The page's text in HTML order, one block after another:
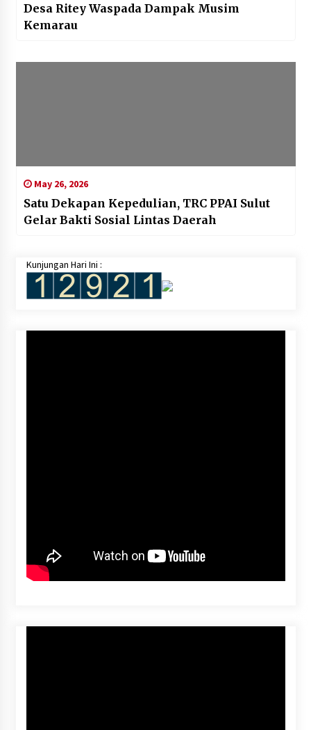
Desa Ritey Waspada Dampak Musim
Kemarau
May 26, 2026
Satu Dekapan Kepedulian, TRC PPAI Sulut
Gelar Bakti Sosial Lintas Daerah
Kunjungan Hari Ini :